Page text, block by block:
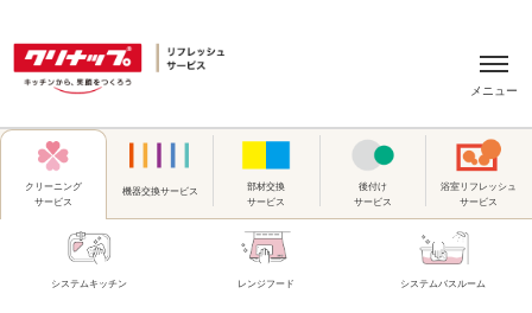
クリーニング
サービス
機器交換サービス
部材交換
サービス
後付け
サービス
浴室リフレッシュ
サービス
システムキッチン レンジフード システムバスルーム
メニュー